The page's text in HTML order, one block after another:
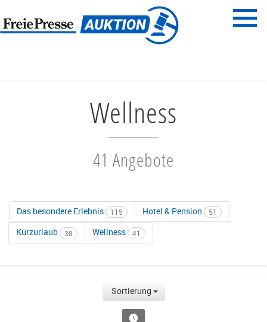
Menü
Wellness
41 Angebote
Das besondere Erlebnis 115 Hotel & Pension 51
Kurzurlaub 38 Wellness 41
Sortierung